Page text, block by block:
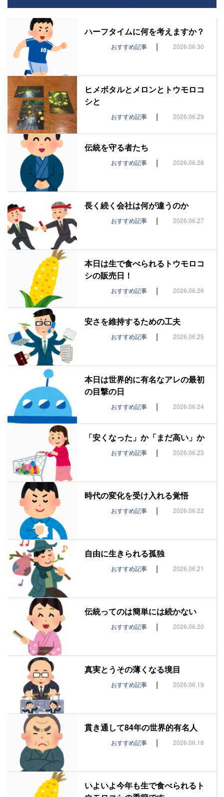
ハーフタイムに何を考えますか？
おすすめ記事 | 2026.06.30
ヒメボタルとメロンとトウモロコ
シと
おすすめ記事 | 2026.06.29
伝統を守る者たち
おすすめ記事 | 2026.06.28
長く続く会社は何が違うのか
おすすめ記事 | 2026.06.27
本日は生で食べられるトウモロコ
シの販売日！
おすすめ記事 | 2026.06.26
安さを維持するための工夫
おすすめ記事 | 2026.06.25
本日は世界的に有名なアレの最初
の目撃の日
おすすめ記事 | 2026.06.24
「安くなった」か「まだ高い」か
おすすめ記事 | 2026.06.23
時代の変化を受け入れる覚悟
おすすめ記事 | 2026.06.22
自由に生きられる孤独
おすすめ記事 | 2026.06.21
伝統ってのは簡単には続かない
おすすめ記事 | 2026.06.20
真実とうその薄くなる境目
おすすめ記事 | 2026.06.19
貫き通して84年の世界的有名人
おすすめ記事 | 2026.06.18
いよいよ今年も生で食べられるト